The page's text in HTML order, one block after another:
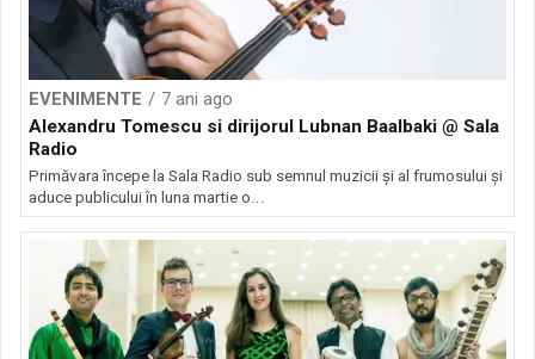
EVENIMENTE
7 ani ago
Alexandru Tomescu si dirijorul Lubnan Baalbaki @ Sala
Radio
Primăvara începe la Sala Radio sub semnul muzicii și al frumosului și
aduce publicului în luna martie o...